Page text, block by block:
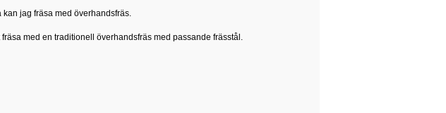
kan jag fräsa med överhandsfräs.
med en traditionell överhandsfräs med passande frässtål.